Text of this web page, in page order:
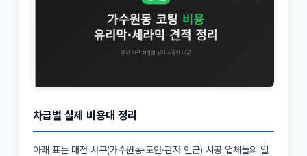
차급별 실제 비용대 정리
아래 표는 대전 서구(가수원동·도안·관저 인근) 시공 업체들의 일